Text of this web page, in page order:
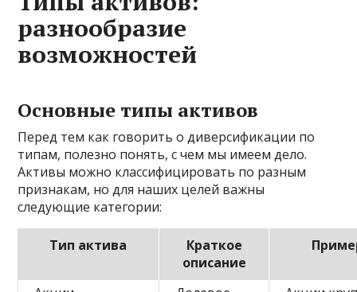
разнообразие
возможностей
Основные типы активов
Перед тем как говорить о диверсификации по
типам, полезно понять, с чем мы имеем дело.
Активы можно классифицировать по разным
признакам, но для наших целей важны
следующие категории:
Тип актива
Краткое
описание